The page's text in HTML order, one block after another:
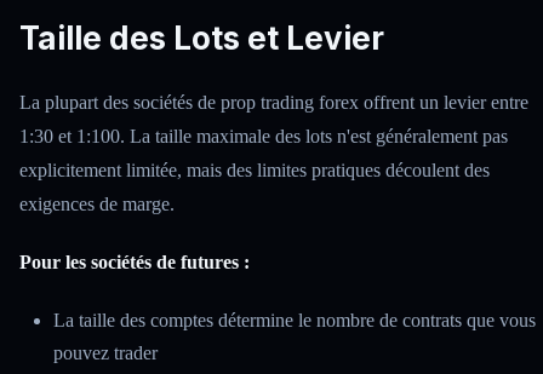
Taille des Lots et Levier
La plupart des sociétés de prop trading forex offrent un levier entre
1:30 et 1:100. La taille maximale des lots n'est généralement pas
explicitement limitée, mais des limites pratiques découlent des
exigences de marge.
Pour les sociétés de futures :
La taille des comptes détermine le nombre de contrats que vous
pouvez trader